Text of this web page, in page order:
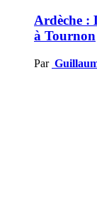
Ardèche :
à Tournon
Par